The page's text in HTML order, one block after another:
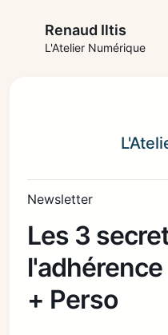
Renaud Iltis
L'Atelier Numérique
Newsletter
Les 3
l'adhérence
+ Perso